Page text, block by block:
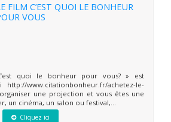
FILM C’EST QUOI LE BONHEUR
VOUS
quoi le bonheur pour vous? » est
www.citationbonheur.fr/achetez-le-
une projection et vous êtes une
un cinéma, un salon ou festival,...
Cliquez ici